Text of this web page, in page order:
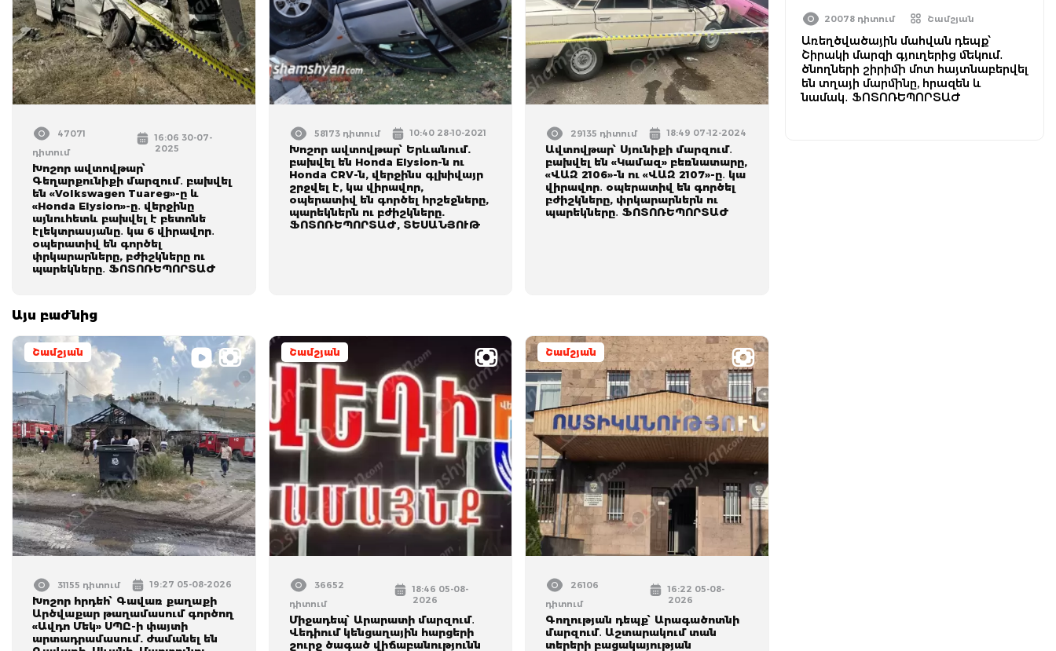
47071
դիտում
16:06 30-07-
2025
Խոշոր ավտովթար՝
Գեղարքունիքի մարզում․ բախվել
են «Volkswagen Tuareg»-ը և
«Honda Elysion»-ը․ վերջինը
այնուհետև բախվել է բետոնե
էլեկտրասյանը․ կա 6 վիրավոր․
օպերատիվ են գործել
փրկարարները, բժիշկները ու
պարեկները․ ՖՈՏՈՌԵՊՈՐՏԱԺ
58173 դիտում 10:40 28-10-2021
Խոշոր ավտովթար՝ Երևանում.
բախվել են Honda Elysion-ն ու
Honda CRV-ն, վերջինս գլխիվայր
շրջվել է, կա վիրավոր,
օպերատիվ են գործել հրշեջները,
պարեկներն ու բժիշկները.
ՖՈՏՈՌԵՊՈՐՏԱԺ, ՏԵՍԱՆՅՈՒԹ
29135 դիտում 18:49 07-12-2024
Ավտովթար՝ Սյունիքի մարզում․
բախվել են «Կամազ» բեռնատարը,
«ՎԱԶ 2106»-ն ու «ՎԱԶ 2107»-ը․ կա
վիրավոր․ օպերատիվ են գործել
բժիշկները, փրկարարներն ու
պարեկները․ ՖՈՏՈՌԵՊՈՐՏԱԺ
Այս բաժնից
Շամշյան
31155 դիտում 19:27 05-08-2026
Խոշոր հրդեհ՝ Գավառ քաղաքի
Արծվաքար թաղամասում գործող
«Ավդո Մեկ» ՍՊԸ-ի փայտի
արտադրամասում. ժամանել են
Շամշյան
36652
դիտում
18:46 05-08-
2026
Միջադեպ՝ Արարատի մարզում․
Վեդիում կենցաղային հարցերի
շուրջ ծագած վիճաբանությունն
Շամշյան
26106
դիտում
16:22 05-08-
2026
Գողության դեպք՝ Արագածոտնի
մարզում․ Աշտարակում տան
տերերի բացակայության
20078 դիտում Շամշյան
Առեղծվածային մահվան դեպք՝
Շիրակի մարզի գյուղերից մեկում․
ծնողների շիրիմի մոտ հայտնաբերվել
են տղայի մարմինը, հրազեն և
նամակ․ ՖՈՏՈՌԵՊՈՐՏԱԺ